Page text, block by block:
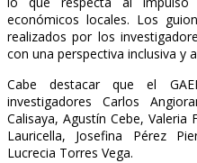
económicos locales. Los
realizados por los
con una perspectiva inclusiva y
Cabe destacar que el
investigadores Carlos
Calisaya, Agustín Cebe, Valeria
Lauricella, Josefina Pérez
Lucrecia Torres Vega.